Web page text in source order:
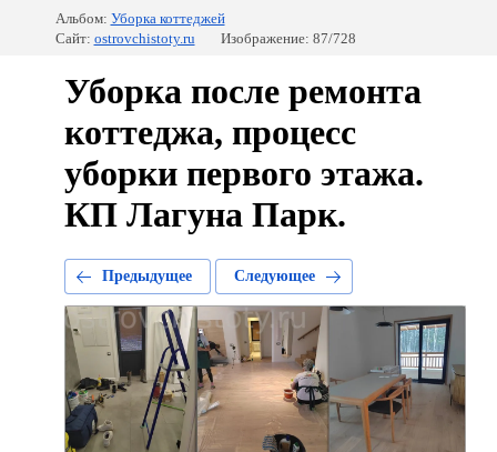
Альбом: Уборка коттеджей
Сайт: ostrovchistoty.ru Изображение: 87/728
Уборка после ремонта
коттеджа, процесс
уборки первого этажа.
КП Лагуна Парк.
Предыдущее Следующее